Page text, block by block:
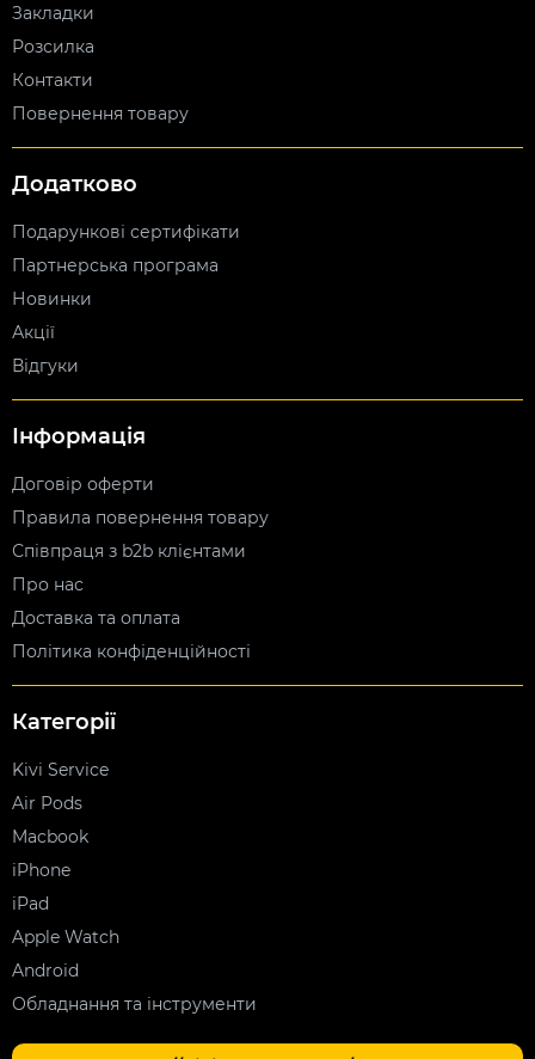
Закладки
Розсилка
Контакти
Повернення товару
Додатково
Подарункові сертифікати
Партнерська програма
Новинки
Акції
Відгуки
Інформація
Договір оферти
Правила повернення товару
Співпраця з b2b клієнтами
Про нас
Доставка та оплата
Політика конфіденційності
Категорії
Kivi Service
Air Pods
Macbook
iPhone
iPad
Apple Watch
Android
Обладнання та інструменти